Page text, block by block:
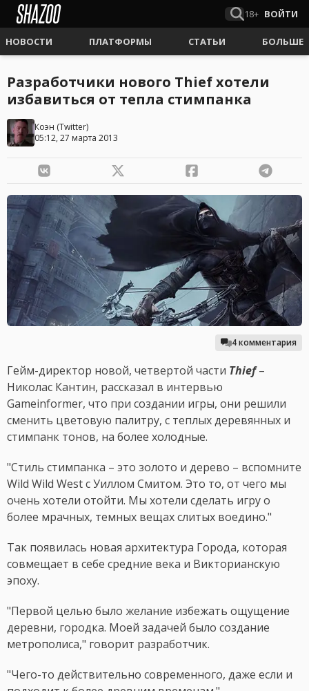
18+ ВОЙТИ
НОВОСТИ ПЛАТФОРМЫ СТАТЬИ БОЛЬШЕ
Разработчики нового Thief хотели
избавиться от тепла стимпанка
Коэн (Twitter)
05:12, 27 марта 2013
4 комментария
Гейм-директор новой, четвертой части Thief–
Николас Кантин, рассказал в интервью
Gameinformer, что при создании игры, они решили
сменить цветовую палитру, с теплых деревянных и
стимпанк тонов, на более холодные.
"Стиль стимпанка – это золото и дерево – вспомните
Wild Wild West с Уиллом Смитом. Это то, от чего мы
очень хотели отойти. Мы хотели сделать игру о
более мрачных, темных вещах слитых воедино."
Так появилась новая архитектура Города, которая
совмещает в себе средние века и Викторианскую
эпоху.
"Первой целью было желание избежать ощущение
деревни, городка. Моей задачей было создание
метрополиса," говорит разработчик.
"Чего-то действительно современного, даже если и